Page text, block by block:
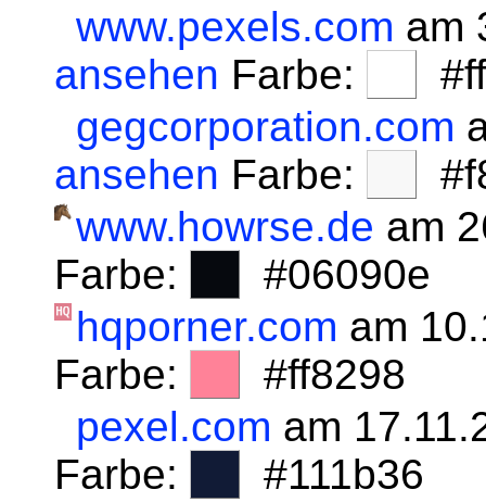
www.pexels.com am
ansehen Farbe:
gegcorporation.com
ansehen Farbe:
www.howrse.de am
Farbe:
#06090e
hqporner.com am
Farbe:
#ff8298
pexel.com am
Farbe:
#111b36